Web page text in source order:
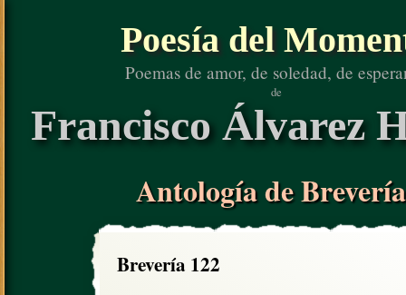
Poesía del
Poemas de amor, de soledad, de
de
Francisco Álvarez
Antología de
Brevería 122